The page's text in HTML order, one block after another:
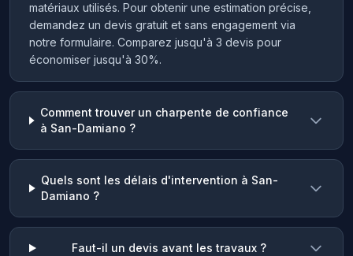
matériaux utilisés. Pour obtenir une estimation précise,
demandez un devis gratuit et sans engagement via
notre formulaire. Comparez jusqu'à 3 devis pour
économiser jusqu'à 30%.
Comment trouver un charpente de confiance
à San-Damiano ?
Quels sont les délais d'intervention à San-
Damiano ?
Faut-il un devis avant les travaux ?